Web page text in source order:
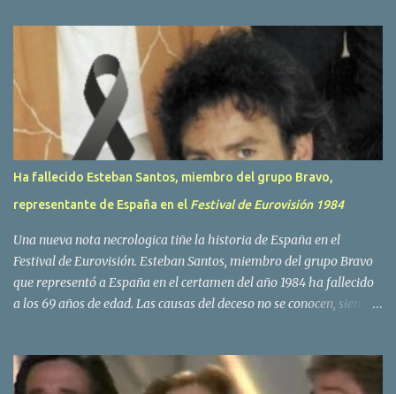
r
s
Ha fallecido Esteban Santos, miembro del grupo Bravo,
representante de España en el Festival de Eurovisión 1984
Una nueva nota necrologica tiñe la historia de España en el
Festival de Eurovisión. Esteban Santos, miembro del grupo Bravo
que representó a España en el certamen del año 1984 ha fallecido
a los 69 años de edad. Las causas del deceso no se conocen, siendo
traves de las redes sociales. Nacido en Tolosa en 1951, durante su
epoca universitaria en la carrera de empresariales conoció al